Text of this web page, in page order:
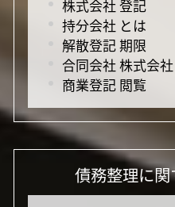
株式会社 登記
持分会社 とは
解散登記 期限
合同会社 株式会社
商業登記 閲覧
債務整理に